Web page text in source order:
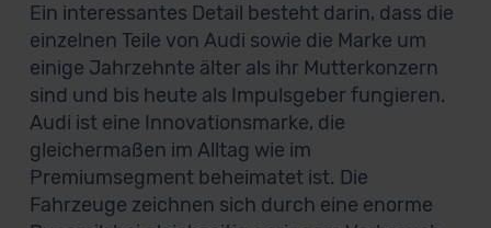
Ein interessantes Detail besteht darin, dass die
einzelnen Teile von Audi sowie die Marke um
einige Jahrzehnte älter als ihr Mutterkonzern
sind und bis heute als Impulsgeber fungieren.
Audi ist eine Innovationsmarke, die
gleichermaßen im Alltag wie im
Premiumsegment beheimatet ist. Die
Fahrzeuge zeichnen sich durch eine enorme